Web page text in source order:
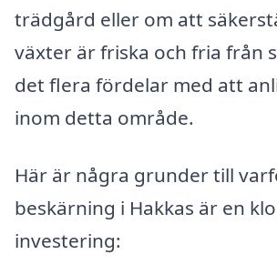
trädgård eller om att
växter är friska och fria från
det flera fördelar med att
inom detta område.
Här är några grunder till
beskärning i Hakkas är en
investering: